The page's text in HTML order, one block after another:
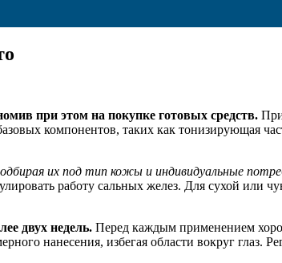
при этом на покупке готовых средств.
компонентов, таких как тонизирующая
их под тип кожы и индивидуальные
работу сальных желез. Для сухой или
двух недель. Перед каждым применением
нанесения, избегая области вокруг глаз.